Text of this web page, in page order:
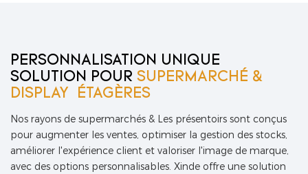
PERSONNALISATION UNIQUE
SOLUTION POUR SUPERMARCHÉ &
DISPLAY
ÉTAGÈRES
Nos rayons de supermarchés & Les présentoirs sont conçus
pour augmenter les ventes, optimiser la gestion des stocks,
améliorer l'expérience client et valoriser l'image de marque,
avec des options personnalisables. Xinde offre une solution